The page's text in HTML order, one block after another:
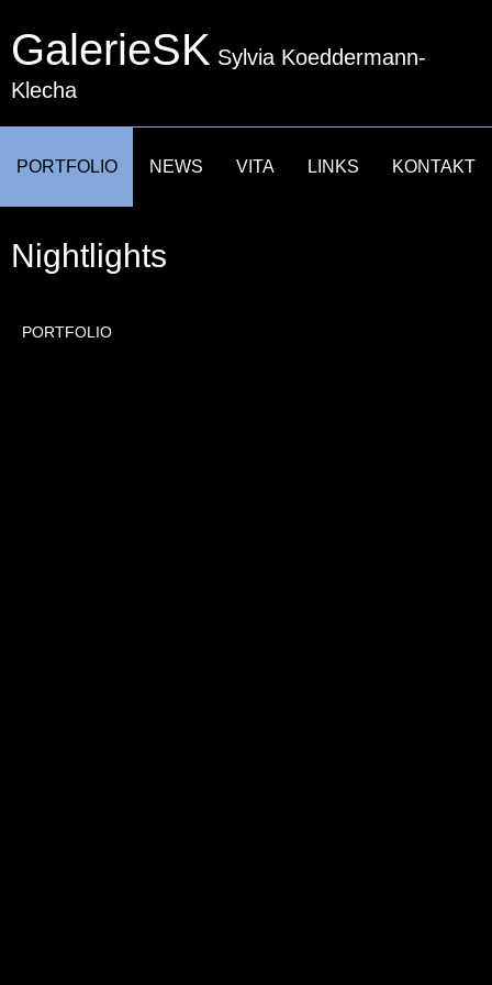
GalerieSK Sylvia Koeddermann-
Klecha
PORTFOLIO NEWS VITA LINKS KONTAKT
Nightlights
PORTFOLIO